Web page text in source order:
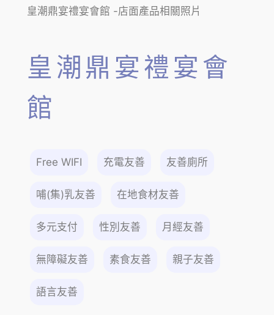
皇潮鼎宴禮宴會館 -店面產品相關照片
皇潮鼎宴禮宴會
館
Free WIFI 充電友善 友善廁所
哺(集)乳友善 在地食材友善
多元支付 性別友善 月經友善
無障礙友善 素食友善 親子友善
語言友善